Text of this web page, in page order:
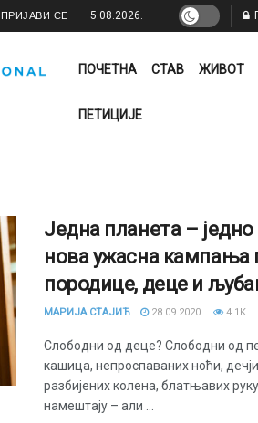
ПРИЈАВИ СЕ 5.08.2026.
ПОЧЕТНА СТАВ ЖИВОТ
ПЕТИЦИЈЕ
Једна планета – једно
нова ужасна кампања
породице, деце и
МАРИЈА СТАЈИЋ 28.09.2020. 4.1K
Слободни од деце? Слободни од
кашица, непроспаваних ноћи,
разбијених колена, блатњавих
намештају – али ...